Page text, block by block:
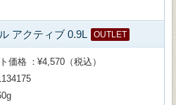
アクティブ 0.9L OUTLET
価格
¥4,570（税込）